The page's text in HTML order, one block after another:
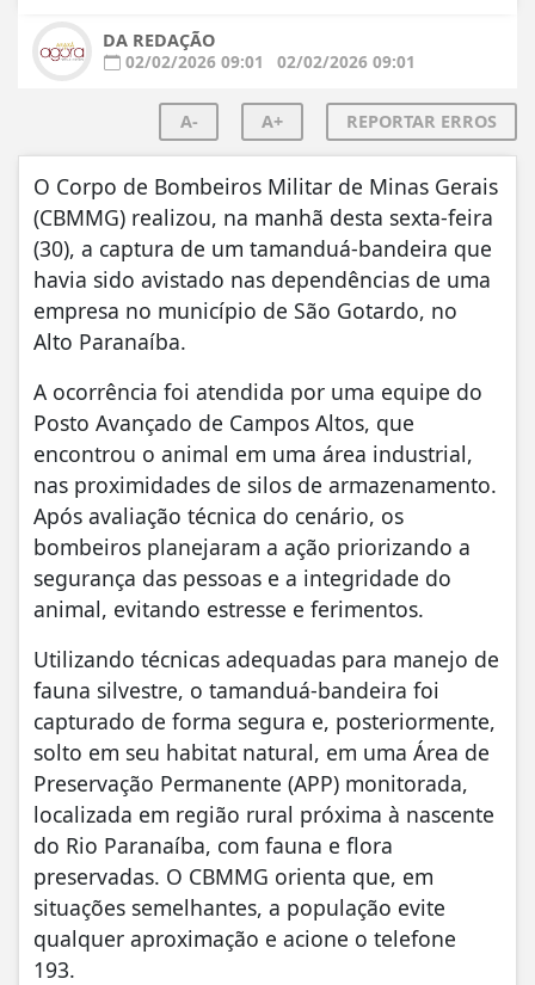
DA REDAÇÃO
02/02/2026 09:01
02/02/2026 09:01
A- A+ REPORTAR ERROS
O Corpo de Bombeiros Militar de Minas Gerais
(CBMMG) realizou, na manhã desta sexta-feira
(30), a captura de um tamanduá-bandeira que
havia sido avistado nas dependências de uma
empresa no município de São Gotardo, no
Alto Paranaíba.
A ocorrência foi atendida por uma equipe do
Posto Avançado de Campos Altos, que
encontrou o animal em uma área industrial,
nas proximidades de silos de armazenamento.
Após avaliação técnica do cenário, os
bombeiros planejaram a ação priorizando a
segurança das pessoas e a integridade do
animal, evitando estresse e ferimentos.
Utilizando técnicas adequadas para manejo de
fauna silvestre, o tamanduá-bandeira foi
capturado de forma segura e, posteriormente,
solto em seu habitat natural, em uma Área de
Preservação Permanente (APP) monitorada,
localizada em região rural próxima à nascente
do Rio Paranaíba, com fauna e flora
preservadas. O CBMMG orienta que, em
situações semelhantes, a população evite
qualquer aproximação e acione o telefone
193.